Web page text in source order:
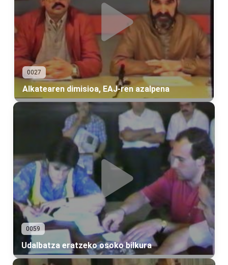
0027
Alkatearen dimisioa, EAJ-ren azalpena
0059
Udalbatza eratzeko osoko bilkura